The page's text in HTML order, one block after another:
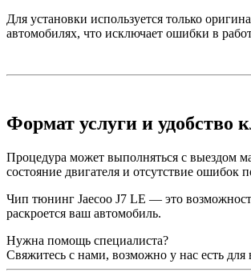
Для установки используется только
автомобилях, что исключает ошибки в
Формат услуги и удобство
Процедура может выполняться с выездом
состояние двигателя и отсутствие
Чип тюнинг Jaecoo J7 LE — это
раскроется ваш автомобиль.
Нужна помощь специалиста?
Свяжитесь с нами, возможно у нас есть для